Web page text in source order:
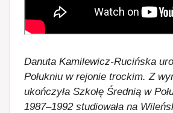
Danuta Kamilewicz-Rucińska
Połukniu w rejonie trockim. Z
ukończyła Szkołę Średnią w
1987–1992 studiowała na